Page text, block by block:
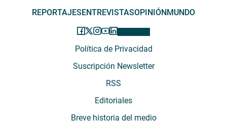
REPORTAJES ENTREVISTASOPINIÓN MUNDO
Política de Privacidad
Suscripción Newsletter
RSS
Editoriales
Breve historia del medio